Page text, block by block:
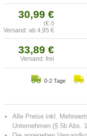
30,99 €
(€ /)
Versand: ab 4,95 €
33,89 €
Versand: frei
0-2 Tage